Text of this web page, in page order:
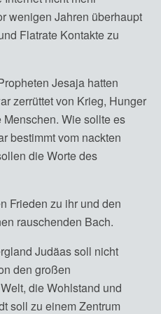
wenigen Jahren überhaupt
Flatrate Kontakte zu
Jesaja hatten
zerrüttet von Krieg, Hunger
Wie sollte es
bestimmt vom nackten
die Worte des
Frieden zu ihr und den
rauschenden Bach.
Judäas soll nicht
den großen
die Wohlstand und
soll zu einem Zentrum